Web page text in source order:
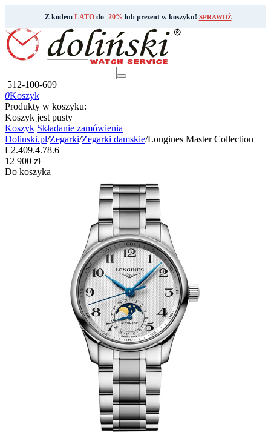
Z kodem LATOdo -20% lub prezent w koszyku! SPRAWDŹ
512-100-609
0Koszyk
Produkty w koszyku:
Koszyk jest pusty
Koszyk Składanie zamówienia
Dolinski.pl/Zegarki/Zegarki damskie/Longines Master Collection
L2.409.4.78.6
‍12 900‍ zł
Do koszyka